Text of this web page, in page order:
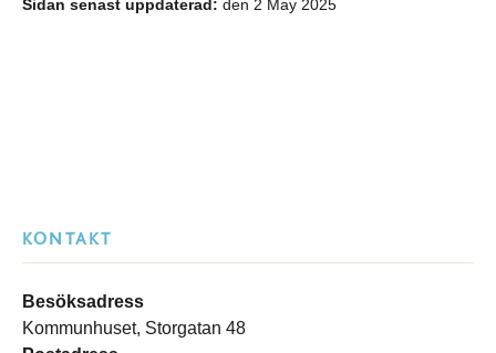
Sidan senast uppdaterad: den 2 May 2025
KONTAKT
Besöksadress
Kommunhuset, Storgatan 48